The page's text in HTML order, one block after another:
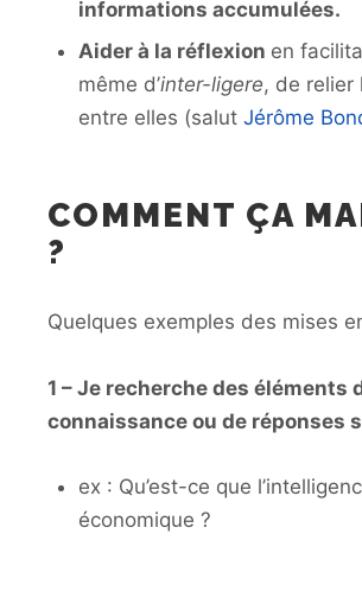
informations accumulées.
Aider à la réflexion en
même d’inter-ligere, de relier
entre elles (salut Jérôme
COMMENT ÇA
?
Quelques exemples des mises
1 – Je recherche des éléments
connaissance ou de réponses
ex : Qu’est-ce que
économique ?